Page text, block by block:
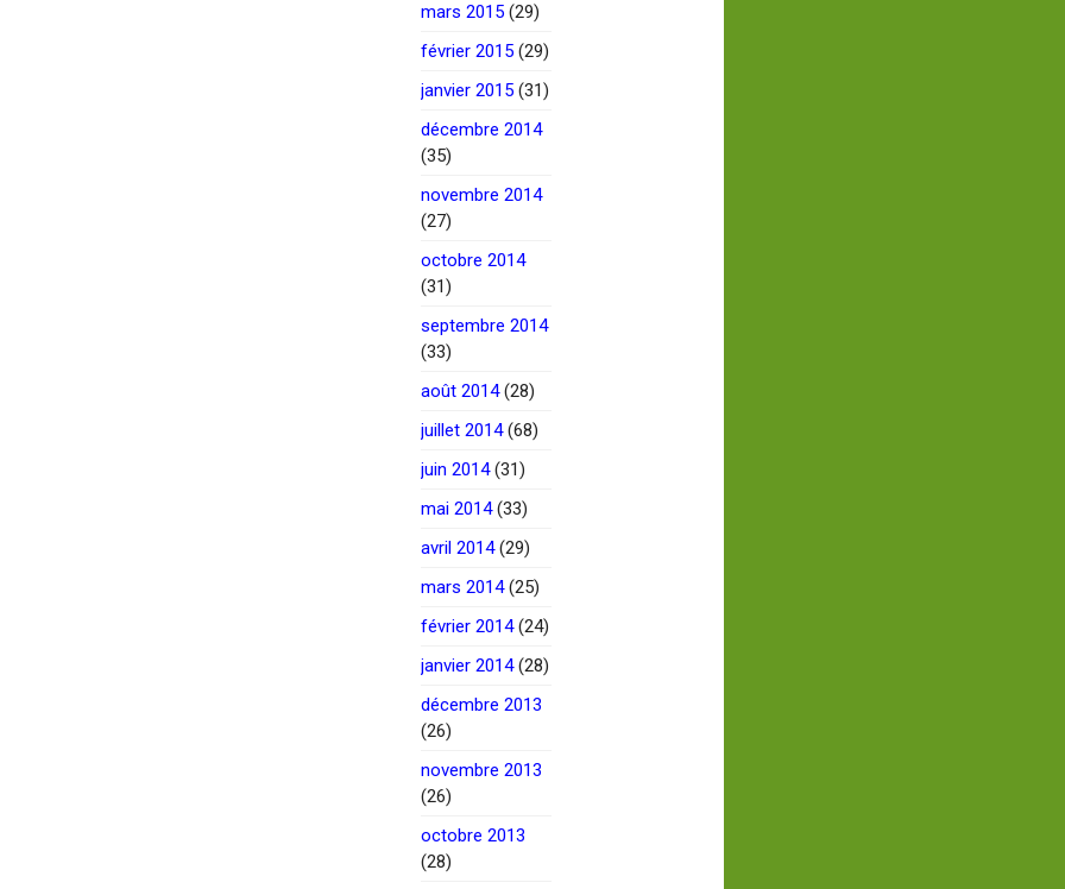
mars 2015 (29)
février 2015 (29)
janvier 2015 (31)
décembre 2014
(35)
novembre 2014
(27)
octobre 2014
(31)
septembre 2014
(33)
août 2014(28)
juillet 2014(68)
juin 2014(31)
mai 2014(33)
avril 2014(29)
mars 2014(25)
février 2014(24)
janvier 2014(28)
décembre 2013
(26)
novembre 2013
(26)
octobre 2013
(28)